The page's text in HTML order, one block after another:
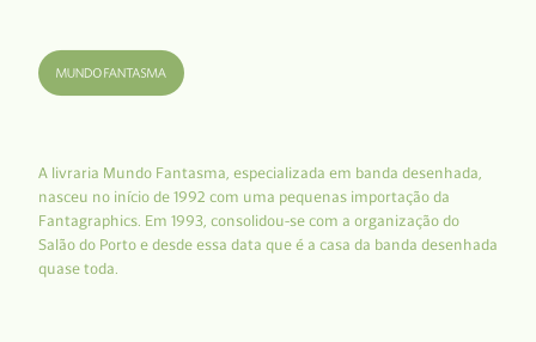
A livraria Mundo Fantasma, especializada em banda desenhada,
nasceu no início de 1992 com uma pequenas importação da
Fantagraphics. Em 1993, consolidou-se com a organização do
Salão do Porto e desde essa data que é a casa da banda desenhada
quase toda.